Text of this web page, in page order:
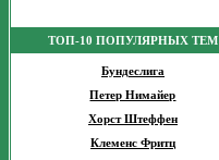
ТОП-10 ПОПУЛЯРНЫХ ТЕМ
Бундеслига
Петер Нимайер
Хорст Штеффен
Клеменс Фритц